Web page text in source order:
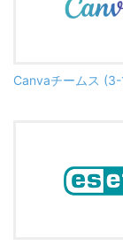
Canvaチームス